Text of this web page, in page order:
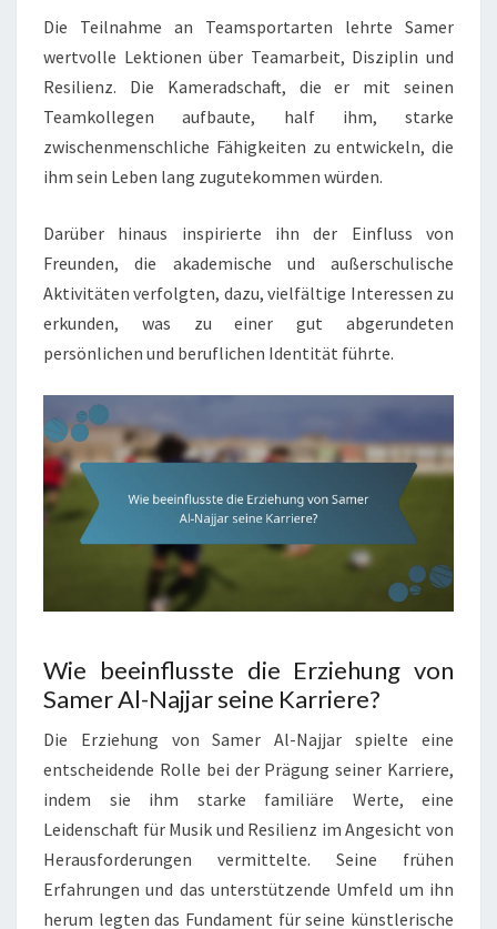
Die Teilnahme an Teamsportarten lehrte Samer
wertvolle Lektionen über Teamarbeit, Disziplin und
Resilienz. Die Kameradschaft, die er mit seinen
Teamkollegen aufbaute, half ihm, starke
zwischenmenschliche Fähigkeiten zu entwickeln, die
ihm sein Leben lang zugutekommen würden.
Darüber hinaus inspirierte ihn der Einfluss von
Freunden, die akademische und außerschulische
Aktivitäten verfolgten, dazu, vielfältige Interessen zu
erkunden, was zu einer gut abgerundeten
persönlichen und beruflichen Identität führte.
Wie beeinflusste die Erziehung von
Samer Al-Najjar seine Karriere?
Die Erziehung von Samer Al-Najjar spielte eine
entscheidende Rolle bei der Prägung seiner Karriere,
indem sie ihm starke familiäre Werte, eine
Leidenschaft für Musik und Resilienz im Angesicht von
Herausforderungen vermittelte. Seine frühen
Erfahrungen und das unterstützende Umfeld um ihn
herum legten das Fundament für seine künstlerische